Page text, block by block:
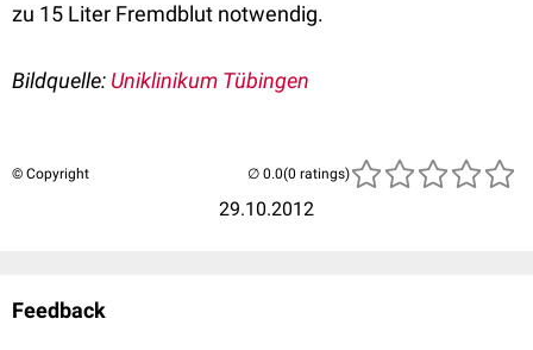
zu 15 Liter Fremdblut notwendig.
Bildquelle: Uniklinikum Tübingen
© Copyright
29.10.2012
(0 ratings)
Feedback